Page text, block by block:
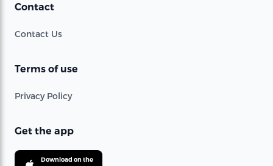
Contact
Contact Us
Terms of use
Privacy Policy
Get the app
Download on the